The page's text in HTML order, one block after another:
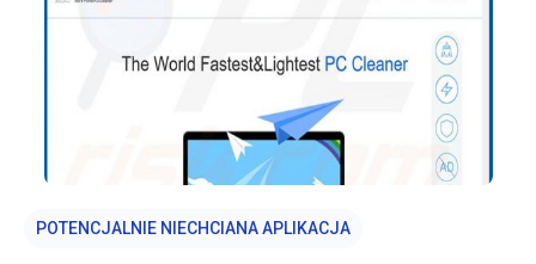
POTENCJALNIE NIECHCIANA APLIKACJA